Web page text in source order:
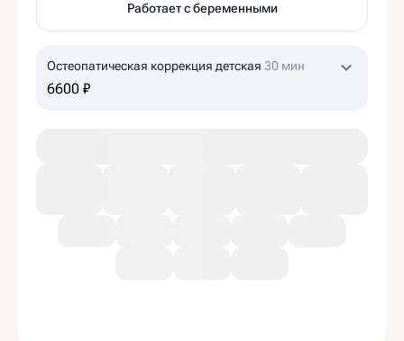
Работает с беременными
Остеопатическая коррекция детская 30 мин
6600 ₽